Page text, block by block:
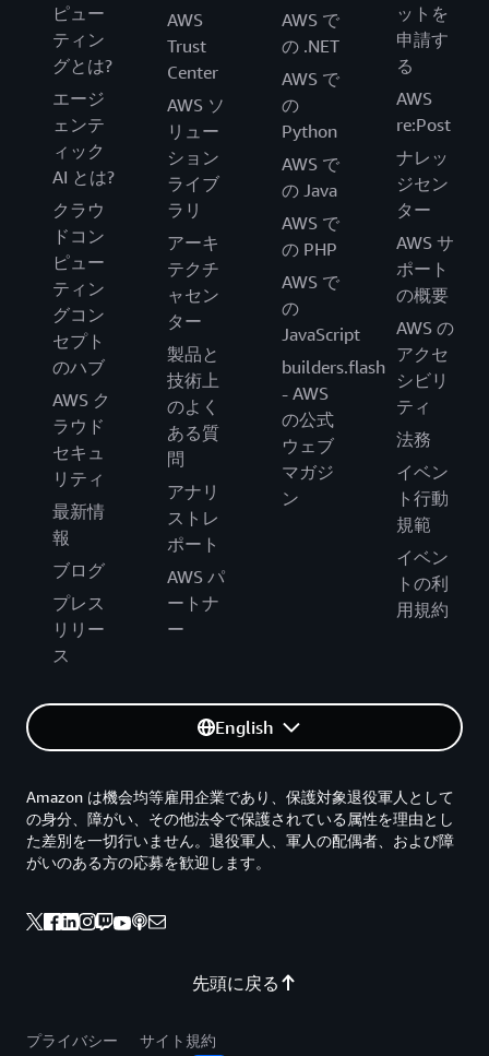
ピュー
ティン
グとは?
エージ
ェンテ
ィック
AI とは?
クラウ
ドコン
ピュー
ティン
グコン
セプト
のハブ
AWS ク
ラウド
セキュ
リティ
最新情
報
ブログ
プレス
リリー
ス
AWS
Trust
Center
AWS ソ
リュー
ション
ライブ
ラリ
アーキ
テクチ
ャセン
ター
製品と
技術上
のよく
ある質
問
アナリ
ストレ
ポート
AWS パ
ートナ
ー
AWS で
の .NET
AWS で
の
Python
AWS で
の Java
AWS で
の PHP
AWS で
の
JavaScript
builders.flash
- AWS
の公式
ウェブ
マガジ
ン
ットを
申請す
る
AWS
re:Post
ナレッ
ジセン
ター
AWS サ
ポート
の概要
AWS の
アクセ
シビリ
ティ
法務
イベン
ト行動
規範
イベン
トの利
用規約
English
先頭に戻る
Amazon は機会均等雇用企業であり、保護対象退役軍人として
の身分、障がい、その他法令で保護されている属性を理由とし
た差別を一切行いません。退役軍人、軍人の配偶者、および障
がいのある方の応募を歓迎します。
プライバシー
サイト規約